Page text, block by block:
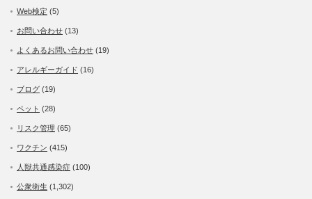
Web検定 (5)
お問い合わせ (13)
よくあるお問い合わせ (19)
アレルギーガイド (16)
ブログ (19)
ペット (28)
リスク管理 (65)
ワクチン (415)
人獣共通感染症 (100)
公衆衛生 (1,302)